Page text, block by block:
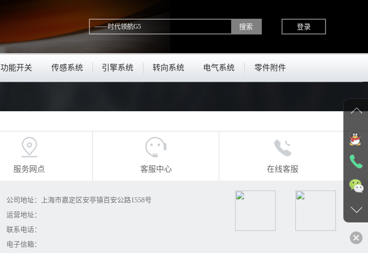
登录
功能开关 传感系统 引擎系统 转向系统 电气系统 零件附件
服务网点 客服中心 在线客服
公司地址：上海市嘉定区安亭镇百安公路1558号
运营地址：
联系电话：
电子信箱：